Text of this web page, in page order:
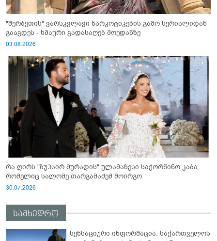
"შერბეთის" ვარსკვლავი ნარკოტიკების გამო სერიალიდან
გააგდეს - ხმაური გადასაღებ მოედანზე
03.08.2026
რა ღირს "ზუჰაირ მურადის" ულამაზესი საქორწინო კაბა,
რომელიც სალომე თარგამაძემ მოირგო
30.07.2026
სამხედრო
სენსაციური ინფორმაცია: საქართველოს